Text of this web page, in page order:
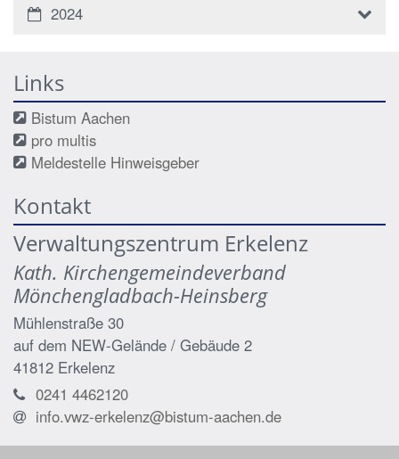
2024
Links
Bistum Aachen
pro multis
Meldestelle Hinweisgeber
Kontakt
Verwaltungszentrum Erkelenz
Kath. Kirchengemeindeverband
Mönchengladbach-Heinsberg
Mühlenstraße 30
auf dem NEW-Gelände / Gebäude 2
41812 Erkelenz
0241 4462120
info.vwz-erkelenz@bistum-aachen.de